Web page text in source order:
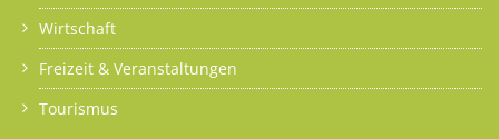
Wirtschaft
Freizeit & Veranstaltungen
Tourismus